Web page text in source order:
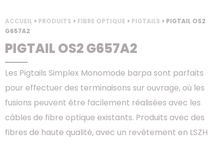
ACCUEIL > PRODUITS > FIBRE OPTIQUE > PIGTAILS > PIGTAIL OS2
G657A2
PIGTAIL OS2 G657A2
Les Pigtails Simplex Monomode barpa sont parfaits
pour effectuer des terminaisons sur ouvrage, où les
fusions peuvent être facilement réalisées avec les
câbles de fibre optique existants. Produits avec des
fibres de haute qualité, avec un revêtement en LSZH